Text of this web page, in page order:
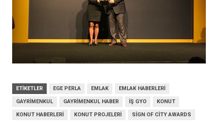
ETIKETLER EGE PERLA EMLAK EMLAK HABERLERI
GAYRIMENKUL GAYRIMENKUL HABER İŞ GYO KONUT
KONUT HABERLERI KONUT PROJELERI SIGN OF CITY AWARDS